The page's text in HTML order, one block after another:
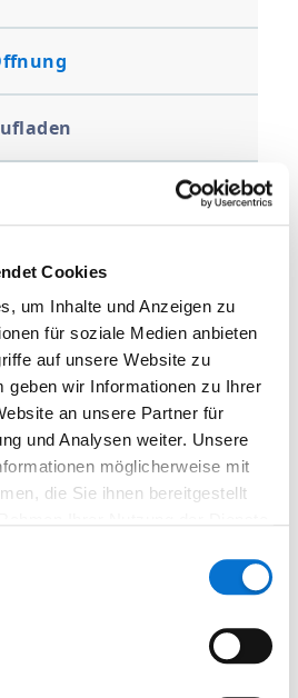
Cookies
um Inhalte und Anzeigen zu
für soziale Medien anbieten
auf unsere Website zu
geben wir Informationen zu Ihrer
an unsere Partner für
und Analysen weiter. Unsere
möglicherweise mit
die Sie ihnen bereitgestellt
einer
für
Nutzung Ihres